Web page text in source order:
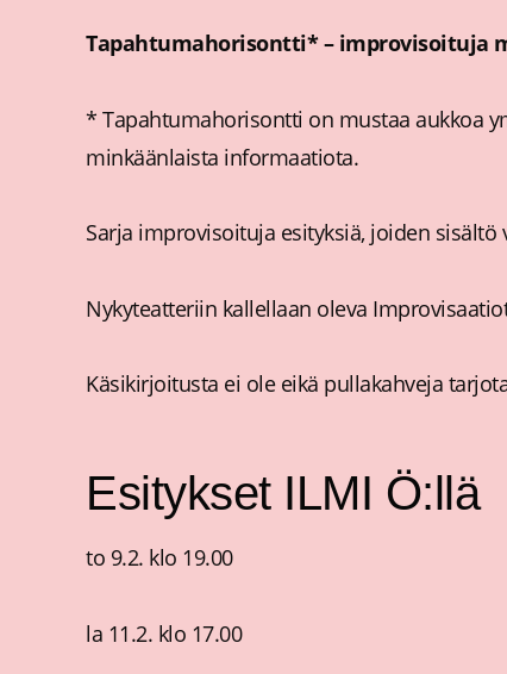
Tapahtumahorisontti* – improvisoituja
* Tapahtumahorisontti on mustaa aukkoa
minkäänlaista informaatiota.
Sarja improvisoituja esityksiä, joiden
Nykyteatteriin kallellaan oleva
Käsikirjoitusta ei ole eikä pullakahveja
Esitykset ILMI Ö:llä
to 9.2. klo 19.00
la 11.2. klo 17.00